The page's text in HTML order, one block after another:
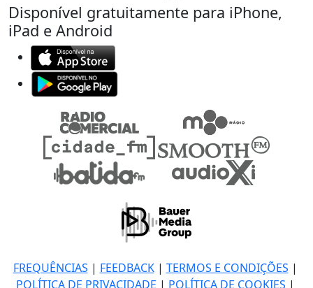
Disponível gratuitamente para iPhone,
iPad e Android
FREQUÊNCIAS | FEEDBACK| TERMOS E CONDIÇÕES |
POLÍTICA DE PRIVACIDADE | POLÍTICA DE COOKIES |